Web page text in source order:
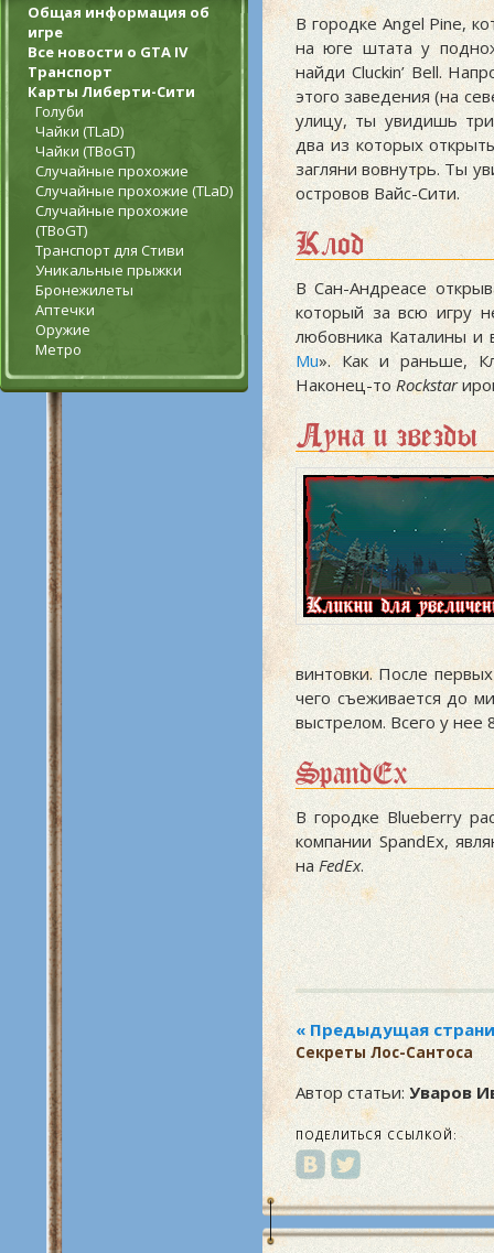
Общая информация об
игре
Все новости о GTA IV
Транспорт
Карты Либерти-Сити
Голуби
Чайки (TLaD)
Чайки (TBoGT)
Случайные прохожие
Случайные прохожие (TLaD)
Случайные прохожие
(TBoGT)
Транспорт для Стиви
Уникальные прыжки
Бронежилеты
Аптечки
Оружие
Метро
В городке Angel Pine,
на юге штата у
найди Cluckin’ Bell.
этого заведения (на
улицу, ты увидишь
два из которых
загляни вовнутрь. Ты
островов Вайс-Сити.
Клод
В Сан-Андреасе
который за всю игру
любовника Каталины и
Mu». Как и раньше,
Наконец-то Rockstar
Луна и звезды
винтовки. После
чего съеживается до
выстрелом. Всего у нее
SpandEx
В городке Blueberry
компании SpandEx,
на FedEx.
Секреты Лос-Сантоса
Автор статьи: Уваров
ПОДЕЛИТЬСЯ ССЫЛКОЙ: